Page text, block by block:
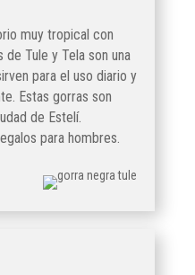
muy tropical con
de Tule y Tela son una
para el uso diario y
Estas gorras son
de Estelí.
para hombres.